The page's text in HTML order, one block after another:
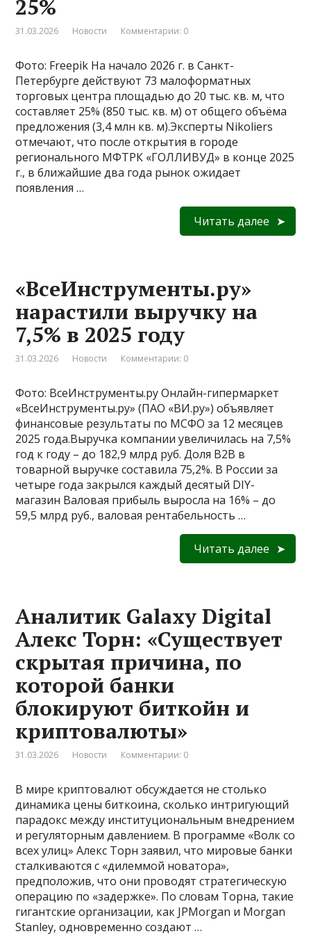
25%
31.03.2026 Новости Комментарии: 0
Фото: Freepik На начало 2026 г. в Санкт-
Петербурге действуют 73 малоформатных
торговых центра площадью до 20 тыс. кв. м, что
составляет 25% (850 тыс. кв. м) от общего объёма
предложения (3,4 млн кв. м).Эксперты Nikoliers
отмечают, что после открытия в городе
регионального МФТРК «ГОЛЛИВУД» в конце 2025
г., в ближайшие два года рынок ожидает
появления …
Читать далее
«ВсеИнструменты.ру»
нарастили выручку на
7,5% в 2025 году
31.03.2026 Новости Комментарии: 0
Фото: ВсеИнструменты.ру Онлайн-гипермаркет
«ВсеИнструменты.ру» (ПАО «ВИ.ру») объявляет
финансовые результаты по МСФО за 12 месяцев
2025 года.Выручка компании увеличилась на 7,5%
год к году – до 182,9 млрд руб. Доля B2B в
товарной выручке составила 75,2%. В России за
четыре года закрылся каждый десятый DIY-
магазин Валовая прибыль выросла на 16% – до
59,5 млрд руб., валовая рентабельность …
Читать далее
Аналитик Galaxy Digital
Алекс Торн: «Существует
скрытая причина, по
которой банки
блокируют биткойн и
криптовалюты»
31.03.2026 Новости Комментарии: 0
В мире криптовалют обсуждается не столько
динамика цены биткоина, сколько интригующий
парадокс между институциональным внедрением
и регуляторным давлением. В программе «Волк со
всех улиц» Алекс Торн заявил, что мировые банки
сталкиваются с «дилеммой новатора»,
предположив, что они проводят стратегическую
операцию по «задержке». По словам Торна, такие
гигантские организации, как JPMorgan и Morgan
Stanley, одновременно создают …